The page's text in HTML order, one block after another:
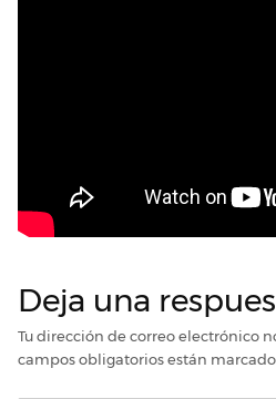
Deja una
Tu dirección de correo electrónico
campos obligatorios están